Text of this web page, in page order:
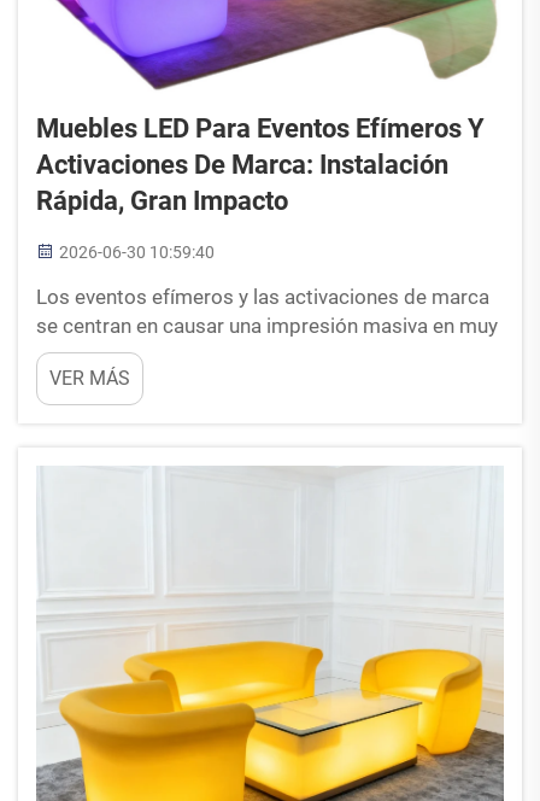
Muebles LED Para Eventos Efímeros Y
Activaciones De Marca: Instalación
Rápida, Gran Impacto
2026-06-30 10:59:40
Los eventos efímeros y las activaciones de marca
se centran en causar una impresión masiva en muy
poco tiempo. Es posible que solo disponga del
espacio durante un fin de semana, o incluso solo
unas pocas horas. El objetivo es crear una
los transeúntes...
VER MÁS